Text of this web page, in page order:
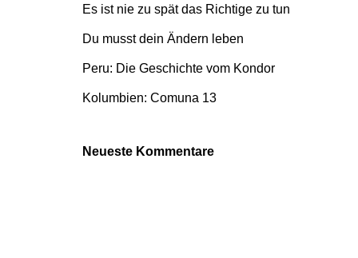
Es ist nie zu spät das Richtige zu tun
Du musst dein Ändern leben
Peru: Die Geschichte vom Kondor
Kolumbien: Comuna 13
Neueste Kommentare